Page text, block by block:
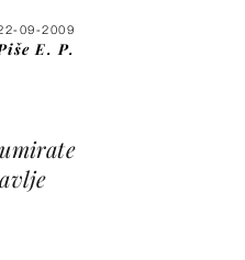
09-2009
E. P.